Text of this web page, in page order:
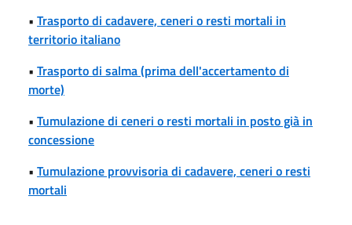
• Trasporto di cadavere, ceneri o resti mortali in
territorio italiano
• Trasporto di salma (prima dell'accertamento di
morte)
• Tumulazione di ceneri o resti mortali in posto già in
concessione
• Tumulazione provvisoria di cadavere, ceneri o resti
mortali